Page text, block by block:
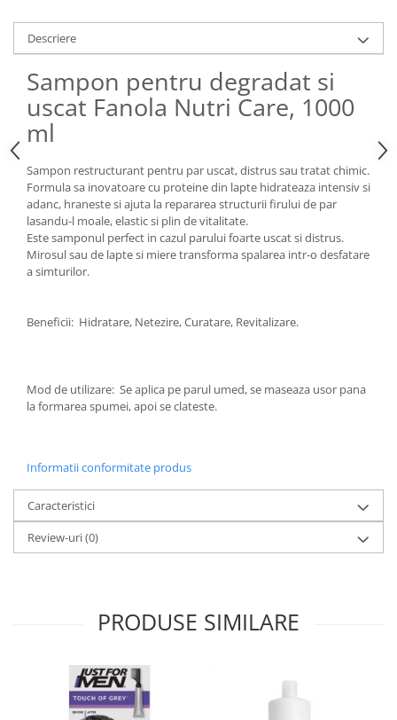
Descriere
Sampon pentru degradat si
uscat Fanola Nutri Care, 1000
ml
Sampon restructurant pentru par uscat, distrus sau tratat chimic.
Formula sa inovatoare cu proteine din lapte hidrateaza intensiv si
adanc, hraneste si ajuta la repararea structurii firului de par
lasandu-l moale, elastic si plin de vitalitate.
Este samponul perfect in cazul parului foarte uscat si distrus.
Mirosul sau de lapte si miere transforma spalarea intr-o desfatare
a simturilor.
Beneficii: Hidratare, Netezire, Curatare, Revitalizare.
Mod de utilizare: Se aplica pe parul umed, se maseaza usor pana
la formarea spumei, apoi se clateste.
Informatii conformitate produs
Caracteristici
Review-uri(0)
PRODUSE SIMILARE